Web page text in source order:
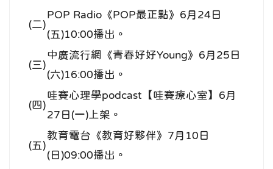
(二)
POP Radio《POP最正點》6月24日
(五)10:00播出。
(三)
中廣流行網《青春好好Young》6月25日
(六)16:00播出。
(四)
哇賽心理學podcast【哇賽療心室】6月
27日(一)上架。
(五)
教育電台《教育好夥伴》7月10日
(日)09:00播出。